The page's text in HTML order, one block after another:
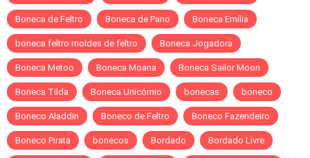
Boneca de Feltro Boneca de Pano Boneca Emília
boneca feltro moldes de feltro Boneca Jogadora
Boneca Metoo Boneca Moana Boneca Sailor Moon
Boneca Tilda Boneca Unicórnio bonecas boneco
Boneco Aladdin Boneco de Feltro Boneco Fazendeiro
Boneco Pirata bonecos Bordado Bordado Livre